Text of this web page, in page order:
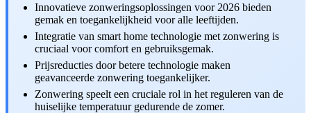
Innovatieve zonweringsoplossingen voor 2026 bieden
gemak en toegankelijkheid voor alle leeftijden.
Integratie van smart home technologie met zonwering is
cruciaal voor comfort en gebruiksgemak.
Prijsreducties door betere technologie maken
geavanceerde zonwering toegankelijker.
Zonwering speelt een cruciale rol in het reguleren van de
huiselijke temperatuur gedurende de zomer.